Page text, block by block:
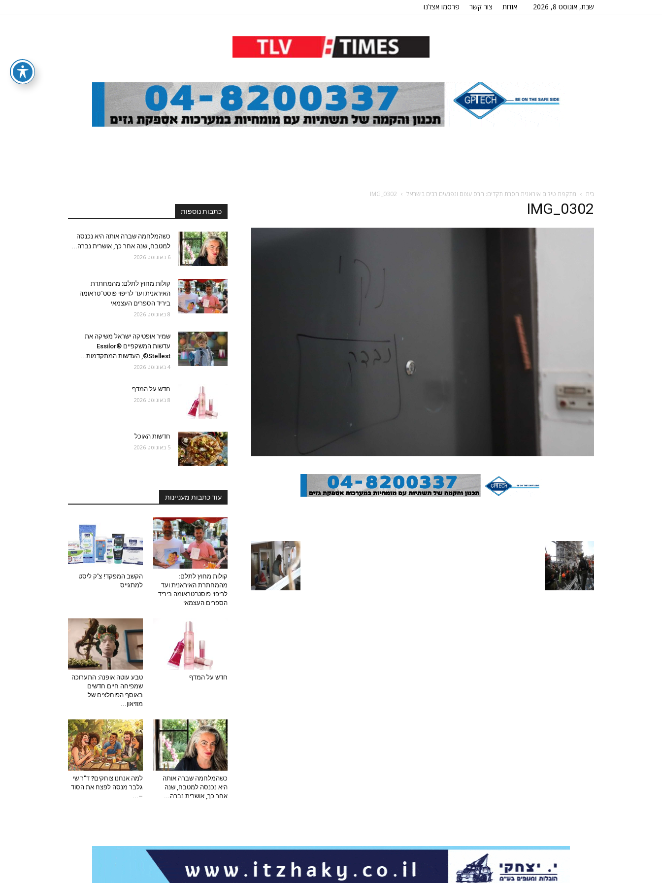
שבת, אוגוסט 8, 2026 אודות צור קשר פרסמו אצלנו
בית מתקפת טילים איראנית חסרת תקדים: הרס עצום ונפגעים רבים בישראל IMG_0302
IMG_0302 כתבות נוספות
כשהמלחמה שברה אותה היא נכנסה
למטבח, שנה אחר כך, אושרית נברה...
6 באוגוסט 2026
קולות מחוץ לתלם: מהמחתרת
האיראנית ועד לריפוי פוסט־טראומה
ביריד הספרים העצמאי
8 באוגוסט 2026
שמיר אופטיקה ישראל משיקה את
עדשות המשקפיים Essilor®
Stellest®, העדשות המתקדמות...
4 באוגוסט 2026
חדש על המדף
8 באוגוסט 2026
חדשות האוכל
5 באוגוסט 2026
עוד כתבות מעניינות
קולות מחוץ לתלם:
מהמחתרת האיראנית ועד
לריפוי פוסט־טראומה ביריד
הספרים העצמאי
הקשב המפקד! צ'ק ליסט
למתגייס
חדש על המדף
טבע עוטה אופנה: התערוכה
שמפיחה חיים חדשים
באוסף הפוחלצים של
מוזיאון...
כשהמלחמה שברה אותה
היא נכנסה למטבח, שנה
אחר כך, אושרית נברה...
למה אנחנו צוחקים? ד"ר שי
גלבר מנסה לפצח את הסוד
–...